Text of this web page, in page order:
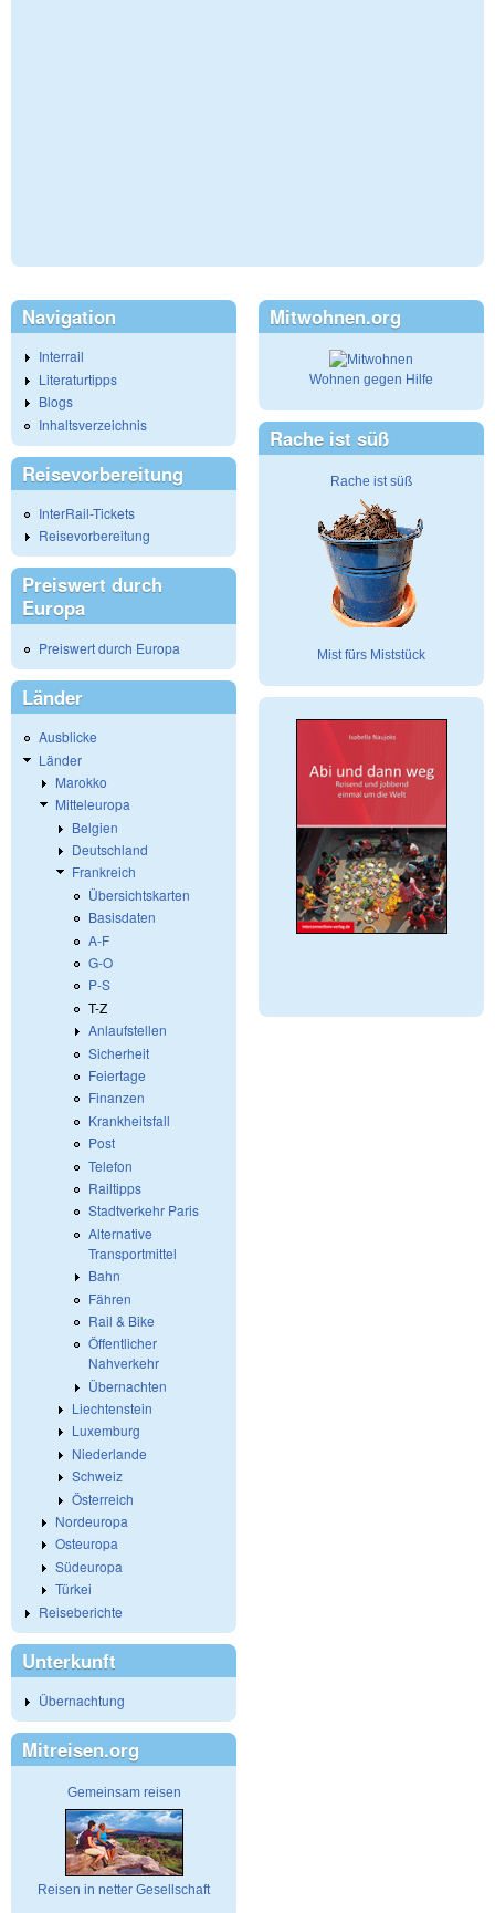
Navigation
Interrail
Literaturtipps
Blogs
Inhaltsverzeichnis
Reisevorbereitung
InterRail-Tickets
Reisevorbereitung
Preiswert durch
Europa
Preiswert durch Europa
Länder
Ausblicke
Länder
Marokko
Mitteleuropa
Belgien
Deutschland
Frankreich
Übersichtskarten
Basisdaten
A-F
G-O
P-S
T-Z
Anlaufstellen
Sicherheit
Feiertage
Finanzen
Krankheitsfall
Post
Telefon
Railtipps
Stadtverkehr Paris
Alternative
Transportmittel
Bahn
Fähren
Rail & Bike
Öffentlicher
Nahverkehr
Übernachten
Liechtenstein
Luxemburg
Niederlande
Schweiz
Österreich
Nordeuropa
Osteuropa
Südeuropa
Türkei
Reiseberichte
Unterkunft
Übernachtung
Mitreisen.org
Gemeinsam reisen
Reisen in netter Gesellschaft
Mitwohnen.org
Wohnen gegen Hilfe
Rache ist süß
Rache ist süß
Mist fürs Miststück